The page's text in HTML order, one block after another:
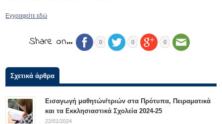
Εγγραφείτε εδώ
Share on… 0 0 0
Σχετικά άρθρα
Εισαγωγή μαθητών/τριών στα Πρότυπα, Πειραματικά
και τα Εκκλησιαστικά Σχολεία 2024-25
22/01/2024